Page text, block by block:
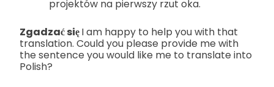
projektów na pierwszy rzut oka.
Zgadzać sięI am happy to help you with that
translation. Could you please provide me with
the sentence you would like me to translate into
Polish?